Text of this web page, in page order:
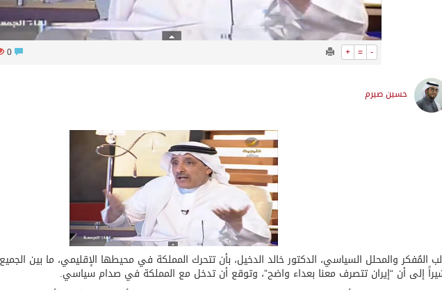
+ = -
حسين صيرم
المُفكر والمحلل السياسي، الدكتور خالد الدخيل، بأن تتحرك المملكة في محيطها الإقليمي، ما بين
إلى أن “إيران تتصرف معنا بعداء واضح”، وتوقع أن تدخل مع المملكة في صدام سياسي.